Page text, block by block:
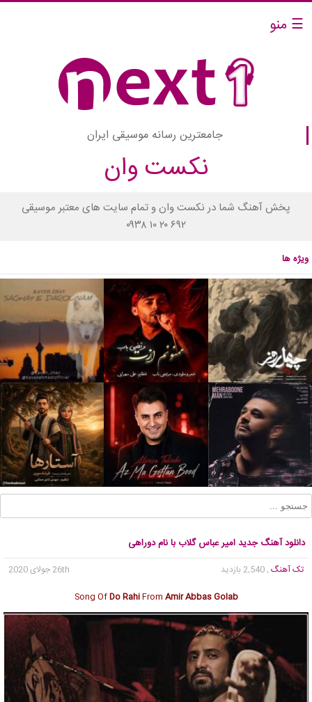
☰ منو
جامعترین رسانه موسیقی ایران
نکست وان
پخش آهنگ شما در نکست وان و تمام سایت های معتبر موسیقی
۰۹۳۸ ۱۰ ۲۰ ۶۹۲
ویژه ها
دانلود آهنگ جدید امیر عباس گلاب با نام دوراهی
تک آهنگ , 2,540 بازدید
26th جولای 2020
Song OfDo RahiFrom Amir Abbas Golab